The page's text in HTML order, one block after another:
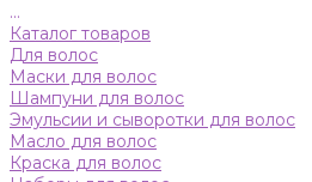
...
Каталог товаров
Для волос
Маски для волос
Шампуни для волос
Эмульсии и сыворотки для волос
Масло для волос
Краска для волос